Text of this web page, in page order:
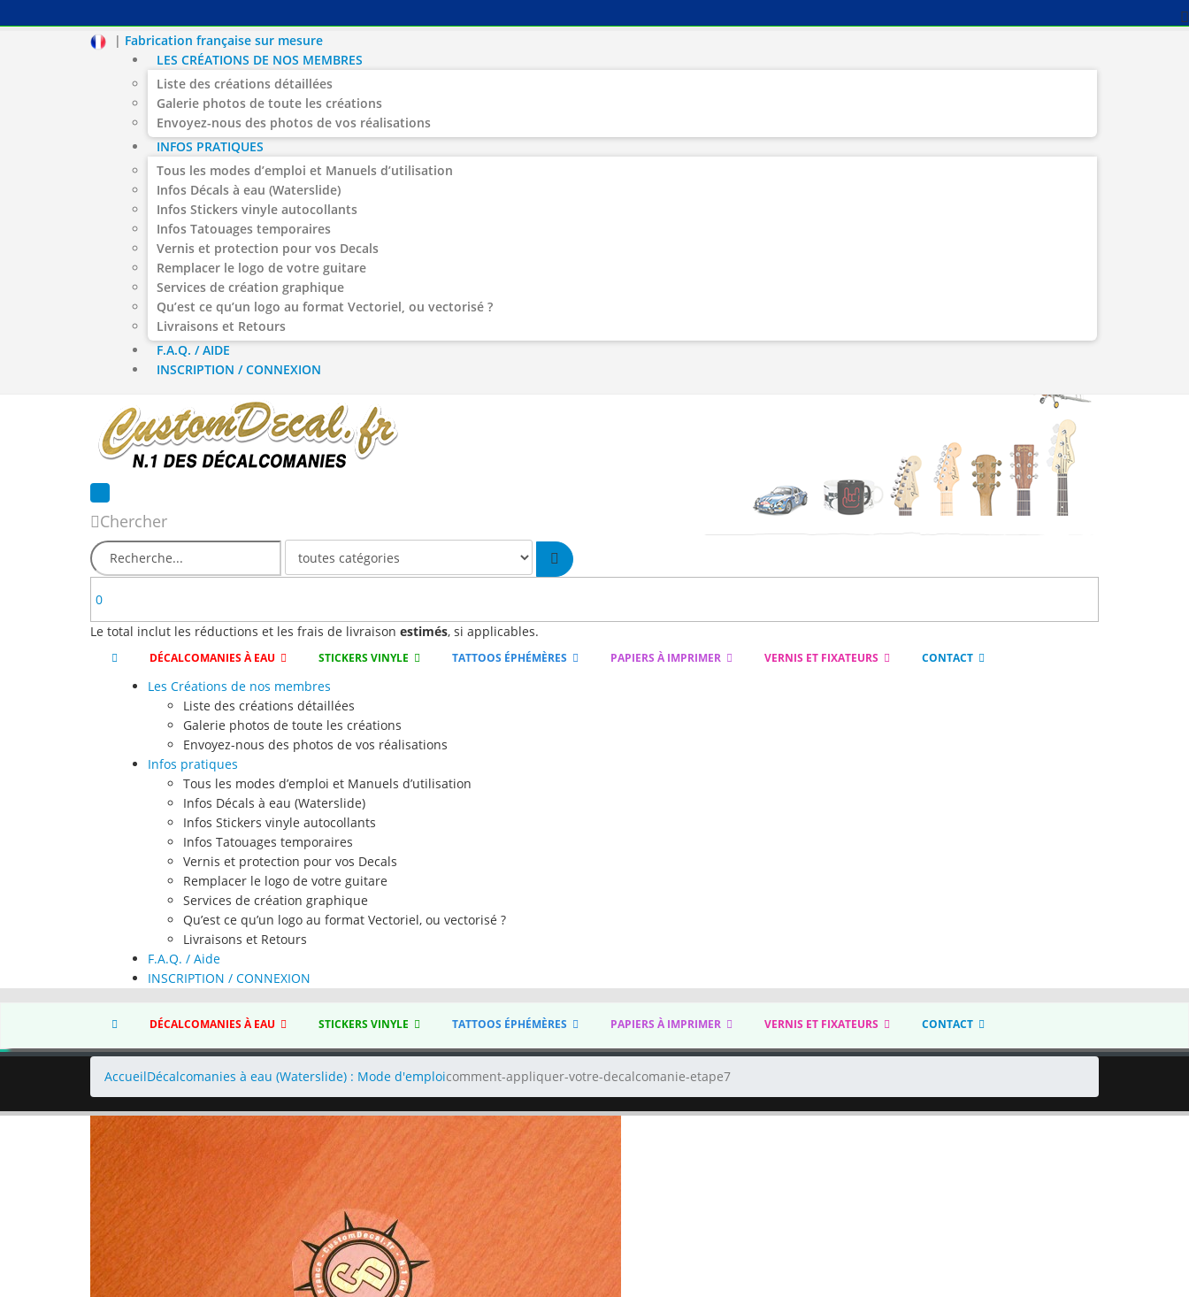
| Fabrication française sur mesure
LES CRÉATIONS DE NOS MEMBRES
Liste des créations détaillées
Galerie photos de toute les créations
Envoyez-nous des photos de vos réalisations
INFOS PRATIQUES
Tous les modes d’emploi et Manuels d’utilisation
Infos Décals à eau (Waterslide)
Infos Stickers vinyle autocollants
Infos Tatouages temporaires
Vernis et protection pour vos Decals
Remplacer le logo de votre guitare
Services de création graphique
Qu’est ce qu’un logo au format Vectoriel, ou vectorisé ?
Livraisons et Retours
F.A.Q. / AIDE
INSCRIPTION / CONNEXION
Chercher
0
Le total inclut les réductions et les frais de livraison estimés, si applicables.
DÉCALCOMANIES À EAU STICKERS VINYLE TATTOOS ÉPHÉMÈRES PAPIERS À IMPRIMER VERNIS ET FIXATEURS CONTACT
Les Créations de nos membres
Liste des créations détaillées
Galerie photos de toute les créations
Envoyez-nous des photos de vos réalisations
Infos pratiques
Tous les modes d’emploi et Manuels d’utilisation
Infos Décals à eau (Waterslide)
Infos Stickers vinyle autocollants
Infos Tatouages temporaires
Vernis et protection pour vos Decals
Remplacer le logo de votre guitare
Services de création graphique
Qu’est ce qu’un logo au format Vectoriel, ou vectorisé ?
Livraisons et Retours
F.A.Q. / Aide
INSCRIPTION / CONNEXION
DÉCALCOMANIES À EAU STICKERS VINYLE TATTOOS ÉPHÉMÈRES PAPIERS À IMPRIMER VERNIS ET FIXATEURS CONTACT
AccueilDécalcomanies à eau (Waterslide) : Mode d'emploicomment-appliquer-votre-decalcomanie-etape7